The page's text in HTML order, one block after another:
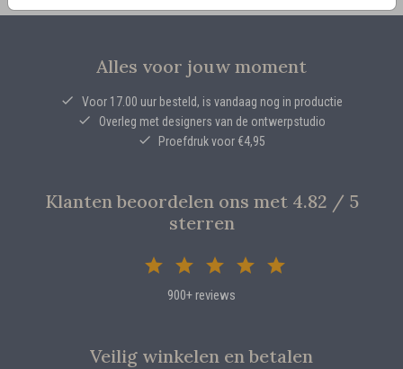
Alles voor jouw moment
Voor 17.00 uur besteld, is vandaag nog in productie
Overleg met designers van de ontwerpstudio
Proefdruk voor €4,95
Klanten beoordelen ons met 4.82 / 5
sterren
900+ reviews
Veilig winkelen en betalen